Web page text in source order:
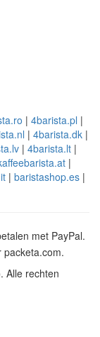
| 4barista.pl |
| 4barista.dk|
| 4barista.lt |
|
| baristashop.es|
Alle rechten